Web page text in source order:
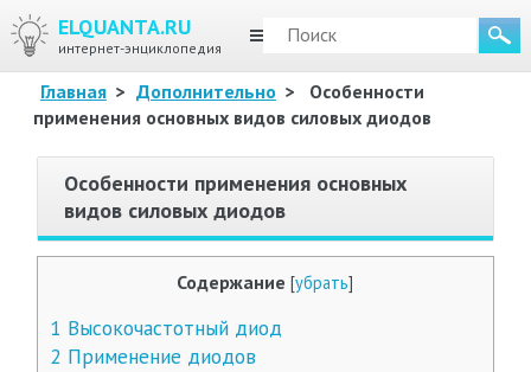
ELQUANTA.RU
интернет-энциклопедия
МЕНЮ
Главная > Дополнительно >
Особенности
применения основных видов силовых диодов
Особенности применения основных
видов силовых диодов
Содержание [убрать]
1 Высокочастотный диод
2 Применение диодов